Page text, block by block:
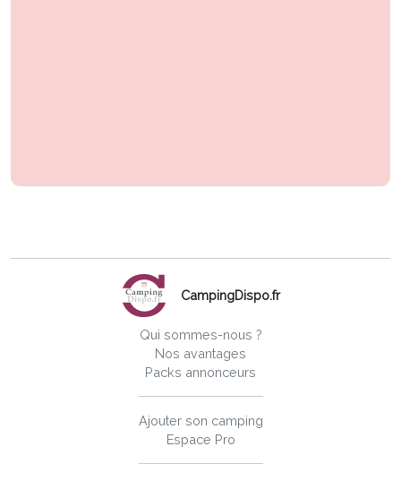
CampingDispo.fr
Qui sommes-nous ?
Nos avantages
Packs annonceurs
Ajouter son camping
Espace Pro